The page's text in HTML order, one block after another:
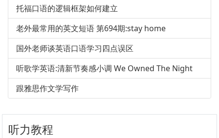
托福口语的逻辑框架如何建立
老外最常用的英文短语 第694期:stay home
国外老师谈英语口语学习四点误区
听歌学英语:清新节奏感小调 We Owned The Night
跟雅思作文学写作
听力教程